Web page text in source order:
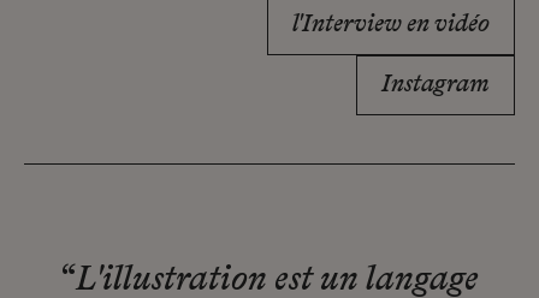
l'Interview en vidéo
Instagram
“L'illustration est un langage